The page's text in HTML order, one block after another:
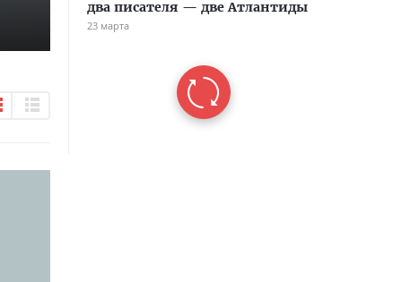
два писателя — две Атлантиды
23 марта